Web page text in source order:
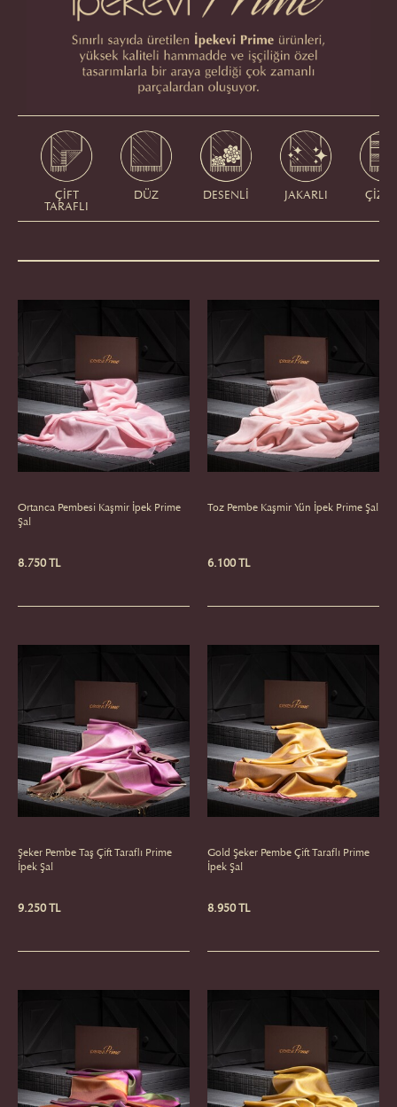
ÇİFT
TARAFLI
DÜZ DESENLİ JAKARLI
Ortanca Pembesi Kaşmir İpek Prime
Şal
8.750 TL
Toz Pembe Kaşmir Yün İpek Prime Şal
6.100 TL
Şeker Pembe Taş Çift Taraflı Prime
İpek Şal
9.250 TL
Gold Şeker Pembe Çift Taraflı Prime
İpek Şal
8.950 TL